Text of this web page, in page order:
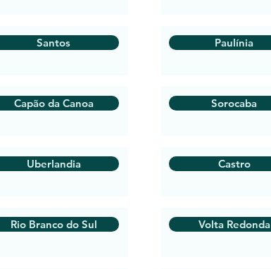
Santos
Capão da Canoa
Uberlandia
Rio Branco do Sul
Paulínia
Sorocaba
Castro
Volta Redonda